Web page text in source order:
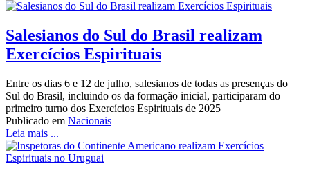
Salesianos do Sul do Brasil realizam
Exercícios Espirituais
Entre os dias 6 e 12 de julho, salesianos de todas as presenças do
Sul do Brasil, incluindo os da formação inicial, participaram do
primeiro turno dos Exercícios Espirituais de 2025
Publicado em Nacionais
Leia mais ...